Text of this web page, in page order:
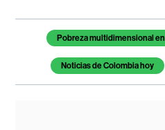
Temas de este artículo
Pobreza multidimensional
Noticias de Colombia hoy